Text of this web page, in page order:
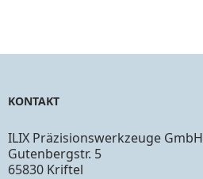
KONTAKT
ILIX Präzisionswerkzeuge GmbH
Gutenbergstr. 5
65830 Kriftel